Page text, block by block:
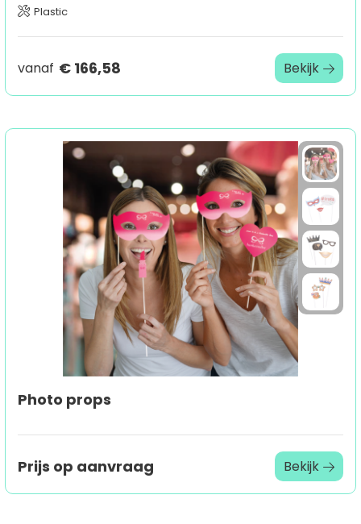
Plastic
vanaf € 166,58 Bekijk
Photo props
Prijs op aanvraag Bekijk